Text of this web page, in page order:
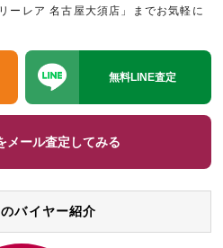
ーレア 名古屋大須店」までお気軽に
無料LINE査定
メール査定してみる
バイヤー紹介